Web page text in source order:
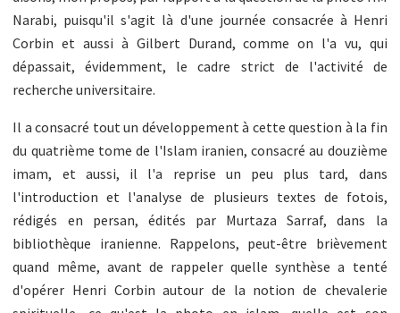
Narabi, puisqu'il s'agit là d'une journée consacrée à Henri
Corbin et aussi à Gilbert Durand, comme on l'a vu, qui
dépassait, évidemment, le cadre strict de l'activité de
recherche universitaire.
Il a consacré tout un développement à cette question à la fin
du quatrième tome de l'Islam iranien, consacré au douzième
imam, et aussi, il l'a reprise un peu plus tard, dans
l'introduction et l'analyse de plusieurs textes de fotois,
rédigés en persan, édités par Murtaza Sarraf, dans la
bibliothèque iranienne. Rappelons, peut-être brièvement
quand même, avant de rappeler quelle synthèse a tenté
d'opérer Henri Corbin autour de la notion de chevalerie